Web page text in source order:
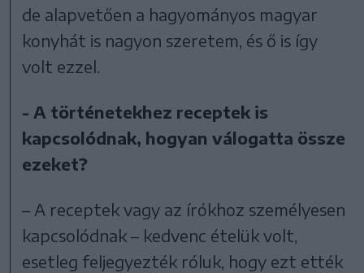
de alapvetően a hagyományos magyar
konyhát is nagyon szeretem, és ő is így
volt ezzel.
- A történetekhez receptek is
kapcsolódnak, hogyan válogatta össze
ezeket?
– A receptek vagy az írókhoz személyesen
kapcsolódnak – kedvenc ételük volt,
esetleg feljegyezték róluk, hogy ezt ették